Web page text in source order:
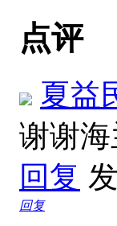
点评
夏益
谢谢
回复
回复